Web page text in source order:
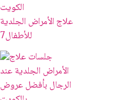
علاج الأمراض الجلدية
للأطفال7